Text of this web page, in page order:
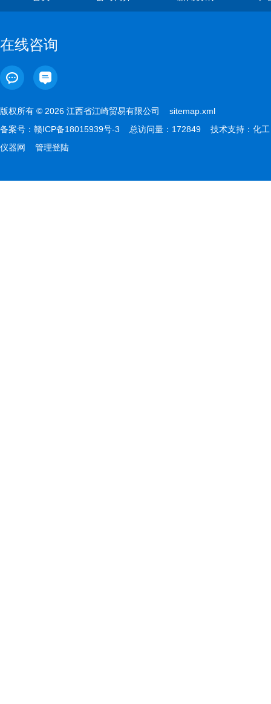
在线咨询
版权所有 © 2026 江西省江崎贸易有限公司 sitemap.xml
备案号： 赣ICP备18015939号-3 总访问量：172849 技术支持： 化工
仪器网
管理登陆